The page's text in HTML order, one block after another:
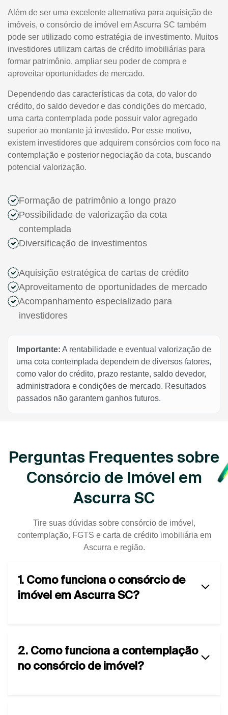
Além de ser uma excelente alternativa para aquisição de
imóveis, o consórcio de imóvel em Ascurra SC também
pode ser utilizado como estratégia de investimento. Muitos
investidores utilizam cartas de crédito imobiliárias para
formar patrimônio, ampliar seu poder de compra e
aproveitar oportunidades de mercado.
Dependendo das características da cota, do valor do
crédito, do saldo devedor e das condições do mercado,
uma carta contemplada pode possuir valor agregado
superior ao montante já investido. Por esse motivo,
existem investidores que adquirem consórcios com foco na
contemplação e posterior negociação da cota, buscando
potencial valorização.
Formação de patrimônio a longo prazo
Possibilidade de valorização da cota
contemplada
Diversificação de investimentos
Aquisição estratégica de cartas de crédito
Aproveitamento de oportunidades de mercado
Acompanhamento especializado para
investidores
Importante: A rentabilidade e eventual valorização de
uma cota contemplada dependem de diversos fatores,
como valor do crédito, prazo restante, saldo devedor,
administradora e condições de mercado. Resultados
passados não garantem ganhos futuros.
Perguntas Frequentes sobre
Consórcio de Imóvel em
Ascurra SC
Tire suas dúvidas sobre consórcio de imóvel,
contemplação, FGTS e carta de crédito imobiliária em
Ascurra e região.
1. Como funciona o consórcio de
imóvel em Ascurra SC?
2. Como funciona a contemplação
no consórcio de imóvel?